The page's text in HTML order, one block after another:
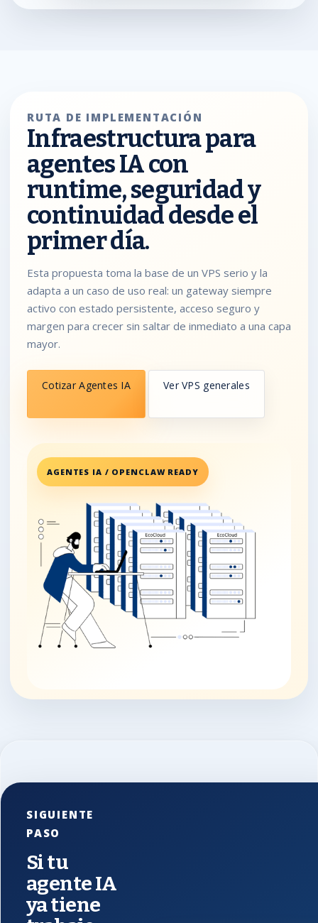
RUTA DE IMPLEMENTACIÓN
Infraestructura para
agentes IA con
runtime, seguridad y
continuidad desde el
primer día.
Esta propuesta toma la base de un VPS serio y la
adapta a un caso de uso real: un gateway siempre
activo con estado persistente, acceso seguro y
margen para crecer sin saltar de inmediato a una capa
mayor.
Cotizar Agentes IA Ver VPS generales
AGENTES IA / OPENCLAW READY
SIGUIENTE
PASO
Si tu
agente IA
ya tiene